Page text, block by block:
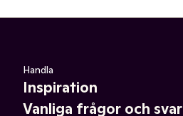
Handla
Inspiration
Vanliga frågor och svar